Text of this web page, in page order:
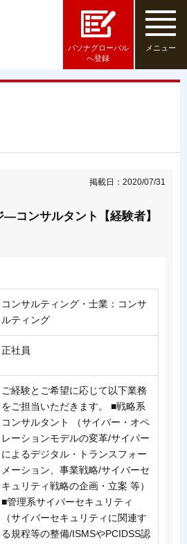
パソナグローバル
へ登録
メニュー
掲載日：2020/07/31
コンサルタント【経験者】
コンサルティング・士業：コンサ
ルティング
正社員
ご経験とご希望に応じて以下業務
をご担当いただきます。 ■戦略系
コンサルタント （サイバー・オペ
レーションモデルの変革/サイバー
によるデジタル・トランスフォー
メーション、事業戦略/サイバーセ
キュリティ戦略の企画・立案 等）
■管理系サイバーセキュリティ
（サイバーセキュリティに関連す
る規程等の整備/ISMSやPCIDSS認